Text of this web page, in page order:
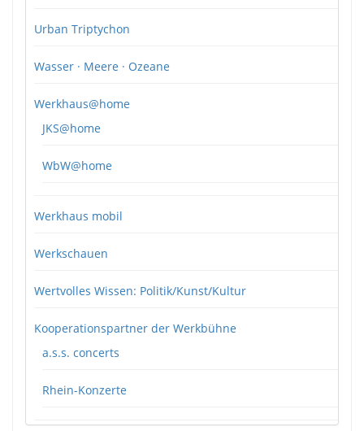
Urban Triptychon
Wasser · Meere · Ozeane
Werkhaus@home
JKS@home
WbW@home
Werkhaus mobil
Werkschauen
Wertvolles Wissen: Politik/Kunst/Kultur
Kooperationspartner der Werkbühne
a.s.s. concerts
Rhein-Konzerte